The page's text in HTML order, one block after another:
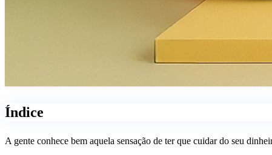
Índice
A gente conhece bem aquela sensação de ter que cuidar do seu